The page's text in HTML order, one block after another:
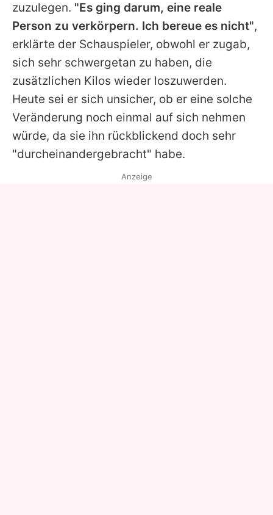
Nutzungsbedingungen
Utiq verwalten
zuzulegen. "Es ging darum, eine reale
Person zu verkörpern. Ich bereue es nicht",
erklärte der Schauspieler, obwohl er zugab,
sich sehr schwergetan zu haben, die
zusätzlichen Kilos wieder loszuwerden.
Heute sei er sich unsicher, ob er eine solche
Veränderung noch einmal auf sich nehmen
würde, da sie ihn rückblickend doch sehr
"durcheinandergebracht" habe.
Anzeige